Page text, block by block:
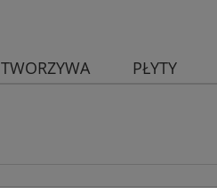
TWORZYWA PŁYTY